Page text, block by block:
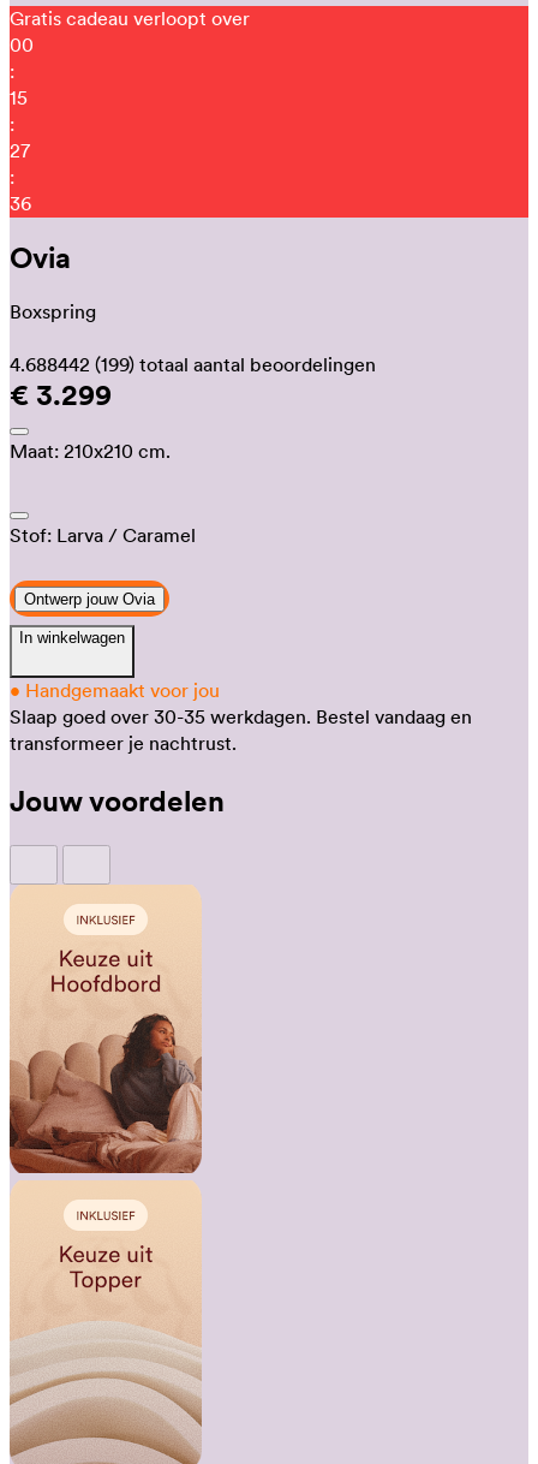
Gratis cadeau verloopt over
00
:
15
:
27
:
31
Ovia
Boxspring
4.688442 (199) totaal aantal beoordelingen
€ 3.299
Maat: 210x210 cm.
Stof: Larva / Caramel
Ontwerp jouw Ovia
In winkelwagen
• Handgemaakt voor jou
Slaap goed over 30-35 werkdagen. Bestel vandaag en
transformeer je nachtrust.
Jouw voordelen